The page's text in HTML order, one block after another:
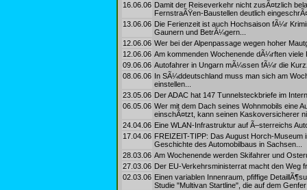
16.06.06 Damit der Reiseverkehr nicht zusÃ¤tzlich
FernstraÃŸen-Baustellen deutlich
13.06.06 Die Ferienzeit ist auch Hochsaison fÃ¼r
Gaunern und BetrÃ¼gern...
12.06.06 Wer bei der Alpenpassage wegen hoher
12.06.06 Am kommenden Wochenende dÃ¼rften
09.06.06 Autofahrer in Ungarn mÃ¼ssen fÃ¼r die
08.06.06 In SÃ¼ddeutschland muss man sich am
einstellen...
23.05.06 Der ADAC hat 147 Tunnelsteckbriefe im
06.05.06 Wer mit dem Dach seines Wohnmobils eine
einschÃ¤tzt, kann seinen Kaskoversicherer
24.04.06 Eine WLAN-Infrastruktur auf Ã–sterreichs
17.04.06 FREIZEIT-TIPP: Das August Horch-
Geschichte des Automobilbaus in Sachsen...
28.03.06 Am Wochenende werden Skifahrer und
27.03.06 Der EU-Verkehrsministerrat macht den
02.03.06 Einen variablen Innenraum, pfiffige
Studie "Multivan Startline", die auf dem